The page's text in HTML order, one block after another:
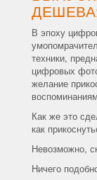
В эпоху
техники,
цифровых
желание
Как же это
как
Невозможно,
Ничего